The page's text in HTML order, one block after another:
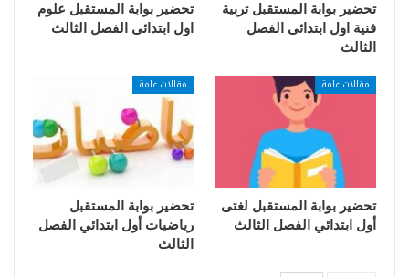
تحضير بوابة المستقبل تربية
فنية اول ابتدائى الفصل
الثالث
تحضير بوابة المستقبل علوم
اول ابتدائى الفصل الثالث
مقالات عامة
تحضير بوابة المستقبل لغتى
أول ابتدائي الفصل الثالث
مقالات عامة
تحضير بوابة المستقبل
رياضيات أول ابتدائي الفصل
الثالث